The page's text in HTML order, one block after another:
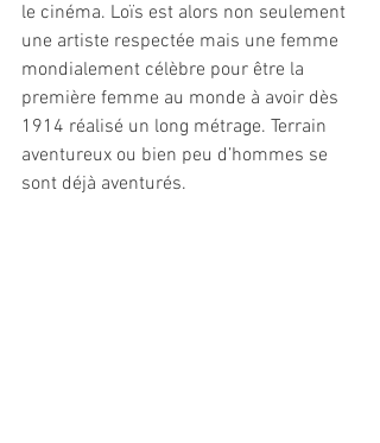
le cinéma. Loïs est alors non seulement
une artiste respectée mais une femme
mondialement célèbre pour être la
première femme au monde à avoir dès
1914 réalisé un long métrage. Terrain
aventureux ou bien peu d’hommes se
sont déjà aventurés.